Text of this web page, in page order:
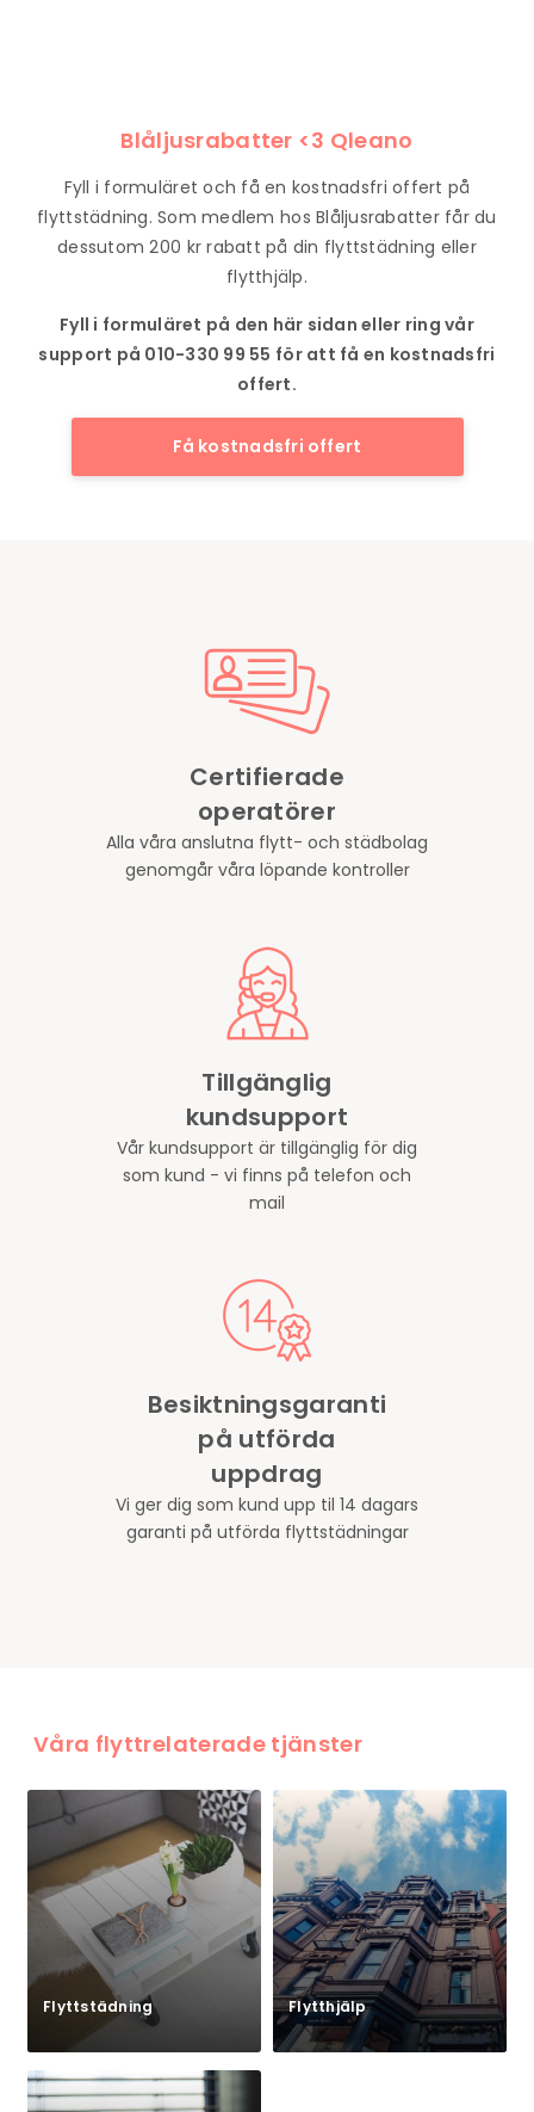
Blåljusrabatter <3 Qleano
Fyll i formuläret och få en kostnadsfri offert på
flyttstädning. Som medlem hos Blåljusrabatter får du
dessutom 200 kr rabatt på din flyttstädning eller
flytthjälp.
Fyll i formuläret på den här sidan eller ring vår
support på 010-330 99 55 för att få en kostnadsfri
offert.
Få kostnadsfri offert
Certifierade
operatörer
Alla våra anslutna flytt- och städbolag
genomgår våra löpande kontroller
Tillgänglig
kundsupport
Vår kundsupport är tillgänglig för dig
som kund - vi finns på telefon och
mail
Besiktningsgaranti
på utförda
uppdrag
Vi ger dig som kund upp til 14 dagars
garanti på utförda flyttstädningar
Våra flyttrelaterade tjänster
Flyttstädning Flytthjälp